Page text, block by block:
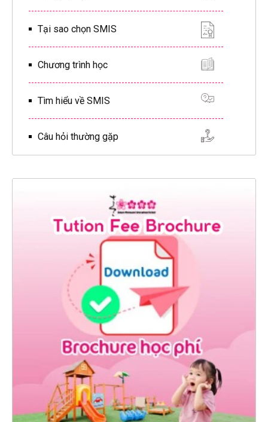
Tại sao chọn SMIS
Chương trình học
Tìm hiểu về SMIS
Câu hỏi thường gặp